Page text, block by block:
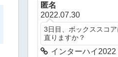
匿名
2022.07.30
3日目、ボックススコア
直りますか？
インターハイ